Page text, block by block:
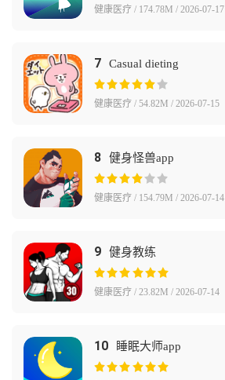
健康医疗 / 174.78M / 2026-07-17
7 Casual dieting
健康医疗 / 54.82M / 2026-07-15
8 健身怪兽app
健康医疗 / 154.79M / 2026-07-14
9 健身教练
健康医疗 / 23.82M / 2026-07-14
10 睡眠大师app